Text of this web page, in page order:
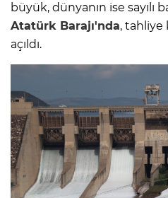
büyük, dünyanın ise sayılı
Atatürk Barajı'nda, tahliye
açıldı.